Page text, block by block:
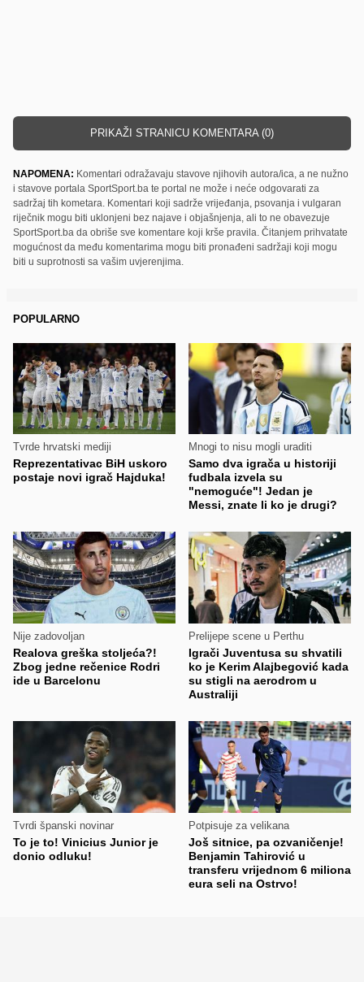
PRIKAŽI STRANICU KOMENTARA (0)
NAPOMENA: Komentari odražavaju stavove njihovih autora/ica, a ne nužno
i stavove portala SportSport.ba te portal ne može i neće odgovarati za
sadržaj tih kometara. Komentari koji sadrže vrijeđanja, psovanja i vulgaran
riječnik mogu biti uklonjeni bez najave i objašnjenja, ali to ne obavezuje
SportSport.ba da obriše sve komentare koji krše pravila. Čitanjem prihvatate
mogućnost da među komentarima mogu biti pronađeni sadržaji koji mogu
biti u suprotnosti sa vašim uvjerenjima.
POPULARNO
Tvrde hrvatski mediji
Reprezentativac BiH uskoro
postaje novi igrač Hajduka!
Mnogi to nisu mogli uraditi
Samo dva igrača u historiji
fudbala izvela su
"nemoguće"! Jedan je
Messi, znate li ko je drugi?
Nije zadovoljan
Realova greška stoljeća?!
Zbog jedne rečenice Rodri
ide u Barcelonu
Prelijepe scene u Perthu
Igrači Juventusa su shvatili
ko je Kerim Alajbegović kada
su stigli na aerodrom u
Australiji
Tvrdi španski novinar
To je to! Vinicius Junior je
donio odluku!
Potpisuje za velikana
Još sitnice, pa ozvaničenje!
Benjamin Tahirović u
transferu vrijednom 6 miliona
eura seli na Ostrvo!